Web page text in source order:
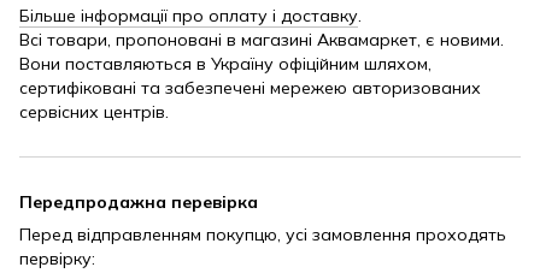
Більше інформації про оплату і доставку.
Всі товари, пропоновані в магазині Аквамаркет, є новими.
Вони поставляються в Україну офіційним шляхом,
сертифіковані та забезпечені мережею авторизованих
сервісних центрів.
Передпродажна перевірка
Перед відправленням покупцю, усі замовлення проходять
первірку: